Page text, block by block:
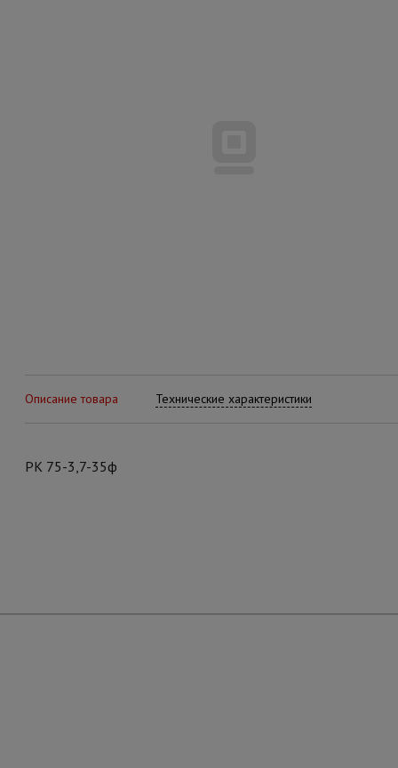
Описание товара Технические характеристики
РК 75-3,7-35ф